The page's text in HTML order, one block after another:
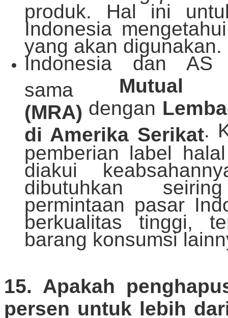
produk. Hal ini
Indonesia
yang akan digunakan.
Indonesia dan
sama Mutual
(MRA) dengan
di Amerika Serikat.
pemberian label
diakui
dibutuhkan
permintaan pasar
berkualitas tinggi,
barang konsumsi
15. Apakah
persen untuk lebih